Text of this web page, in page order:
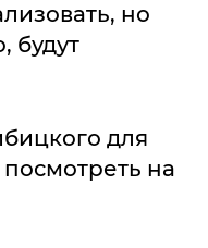
но
будут
для
на